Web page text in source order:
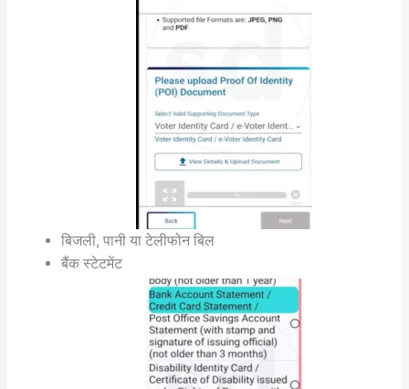
बिजली, पानी या टेलीफोन बिल
बैंक स्टेटमेंट